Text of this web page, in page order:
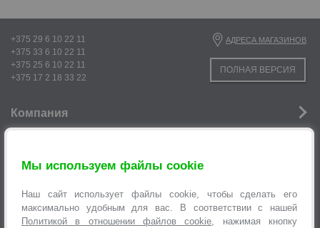
Мы используем файлы cookie
Наш сайт использует файлы cookie, чтобы сделать его
максимально удобным для вас. В соответствии с нашей
Политикой в отношении файлов cookie, нажимая кнопку
+375 29 6 10 22 11
+375 33 6 10 22 11
+375 25 6 10 22 11
+375 17 2 18 33 22
АДРЕСА МАГАЗИНОВ
ПОЛНАЯ ВЕРСИЯ
Компания
Услуги